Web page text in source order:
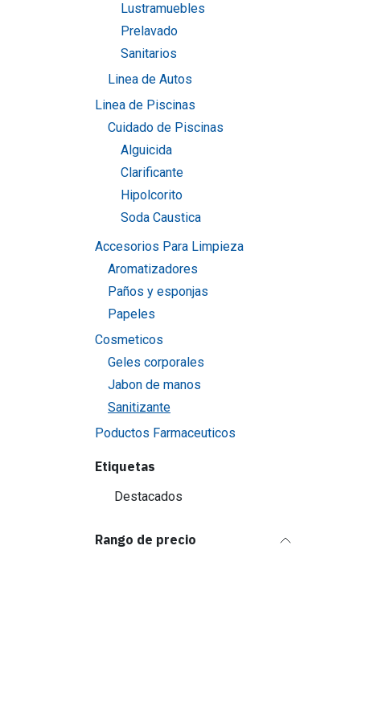
Lustramuebles
Prelavado
Sanitarios
Linea de Autos
Linea de Piscinas
Cuidado de Piscinas
Alguicida
Clarificante
Hipolcorito
Soda Caustica
Accesorios Para Limpieza
Aromatizadores
Paños y esponjas
Papeles
Cosmeticos
Geles corporales
Jabon de manos
Sanitizante
Poductos Farmaceuticos
Etiquetas
Destacados
Rango de precio